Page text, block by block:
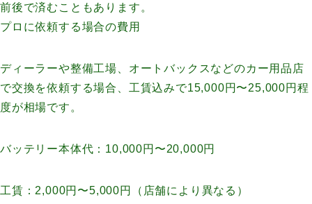
前後で済むこともあります。
プロに依頼する場合の費用
ディーラーや整備工場、オートバックスなどのカー用品店
で交換を依頼する場合、工賃込みで15,000円〜25,000円程
度が相場です。
バッテリー本体代：10,000円〜20,000円
工賃：2,000円〜5,000円（店舗により異なる）